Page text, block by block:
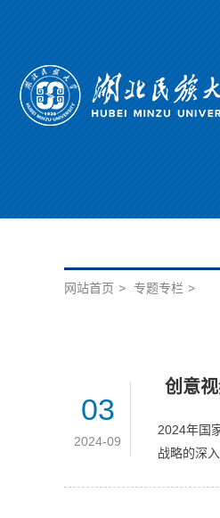
网站首页 > 专题专栏 >
03
2024-09
创意
2024年国
战略的深